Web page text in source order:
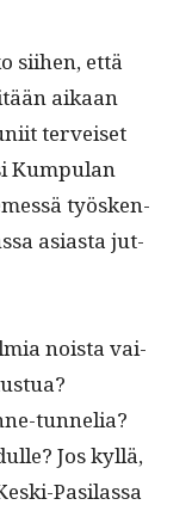
siihen, että
aikaan
ter­veiset
Kumpu­lan
työsken­
asi­as­ta jut­
noista vai­
tun­nelia?
Jos kyl­lä,
Pasi­las­sa